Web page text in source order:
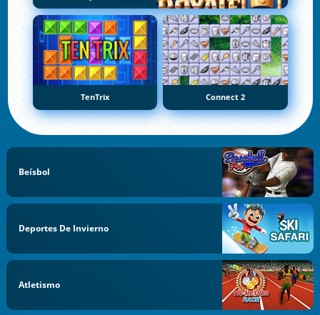
TenTrix Connect 2
Beísbol
Deportes De Invierno
Atletismo